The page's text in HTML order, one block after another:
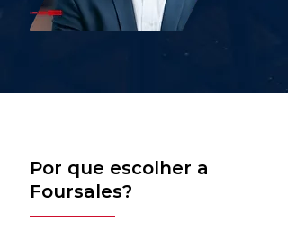
Por que escolher a
Foursales?